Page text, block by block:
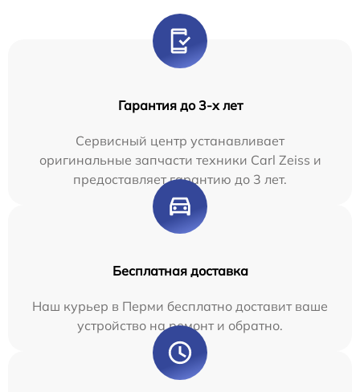
Гарантия до 3-х лет
Сервисный центр устанавливает
оригинальные запчасти техники Carl Zeiss и
предоставляет гарантию до 3 лет.
Бесплатная доставка
Наш курьер в Перми бесплатно доставит ваше
устройство на ремонт и обратно.